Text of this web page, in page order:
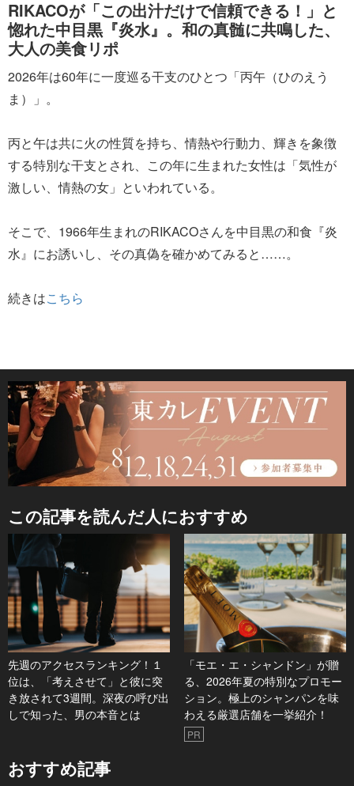
RIKACOが「この出汁だけで信頼できる！」と
惚れた中目黒『炎水』。和の真髄に共鳴した、
大人の美食リポ
2026年は60年に一度巡る干支のひとつ「丙午（ひのえう
ま）」。
丙と午は共に火の性質を持ち、情熱や行動力、輝きを象徴
する特別な干支とされ、この年に生まれた女性は「気性が
激しい、情熱の女」といわれている。
そこで、1966年生まれのRIKACOさんを中目黒の和食『炎
水』にお誘いし、その真偽を確かめてみると……。
続きはこちら
この記事を読んだ人におすすめ
先週のアクセスランキング！１
位は、「考えさせて」と彼に突
き放されて3週間。深夜の呼び出
しで知った、男の本音とは
「モエ・エ・シャンドン」が贈
る、2026年夏の特別なプロモー
ション。極上のシャンパンを味
わえる厳選店舗を一挙紹介！
PR
おすすめ記事